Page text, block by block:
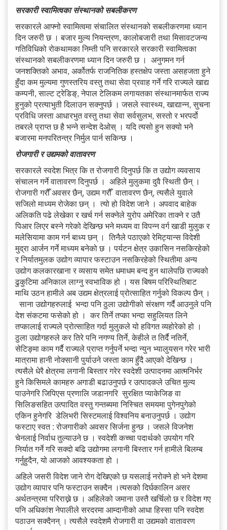
सरकारी स्वामित्वका संस्थानको सबलीकरण
सरकारले आफ्नो स्वामित्वमा संचालित संस्थानको सबलीकरणमा ध्यान
दिन जरुरी छ । बजार मुल्य नियन्त्रण, कालोबजारी तथा मिसावटजन्य
गतिविधिको रोकथामका निम्ती पनि सरकारले सरकारी स्वामित्वका
संस्थानको सबलीकरणमा ध्यान दिन जरुरी छ । अनुगमन गर्न
जनशक्तिको अभाव, अर्कोतर्फ राजनितिक हस्तक्षेप जस्ता असहजता हुने
हुँदा कम मुल्यमा गुणस्तरिय वस्तु तथा सेवा प्रवाह गर्ने गरि राज्यले खाद्य
कम्पनी, साल्ट ट्रेडिङ्, नेपाल टेलिकम लगायतका संस्थानमार्फत राज्य
हुनुको प्रत्याभुती दिलाउन सक्नुपर्छ । जसले स्वास्थ्य, खाद्यान्न, सुचना
प्रविधि जस्ता आधारभुत वस्तु तथा सेवा सर्वसुलभ, सस्तो र भरपर्दो
तबरले प्राप्त छ है भन्ने सन्देश देओस् । यदि त्यसो हुन सक्यो भने
बजारमा मनपरितन्त्र निर्मुल पार्न सकिन्छ ।
रोजगारी र उद्यमको वातावरण
सरकारले स्वदेश भित्र कि त रोजगारी दिनुपर्छ कि त उद्योग व्यवसाय
संचालन गर्ने वातावरण दिनुपर्छ । अहिले मुलुकमा दुवै स्थिती छैन् ।
रोजगारी गरौँ अवसर छैन्, उद्यम गरौँ वातावरण छैन्, त्यसैले युवाले
सजिलो माध्यम रोजेका छन् । त्यो हो विदेश जाने । अपवाद बाहेक
अलिकति पढे लेखेका र खर्च गर्न सक्नेले युरोप अमेरिका ताक्ने र उतै
पिआर लिएर बस्ने गरेको देखिन्छ भने मध्यम वा विपन्न वर्ग खाडी मुलुक र
मलेसियामा काम गर्न बाध्य छन् । तिनैले पठाएको रेमिट्यान्स विदेशी
मुद्रा आर्जन गर्ने माध्यम बनेको छ । पर्यटन क्षेत्र उकासिन नसकिरहेको
र निर्यातमुलक उद्योग व्यापार फस्टाउन नसकिरहेको स्थितीमा अन्य
उद्योग कलकारखाना र व्यसाय समेत धमाधम बन्द हुन थालेपछि राज्यको
ढुकुटिमा अनिकाल लाग्नु स्वभाविक हो । यस बिषम परिस्थितिबाट
माथि उठन हामीले अब उद्यम क्षेत्रलाई प्रोत्साहित गर्नुको विकल्प छैन् ।
साना उद्योगहरुलाई भन्दा पनि ठुला उद्योगीको संरक्षण गर्दै आउनुले पनि
देश संकटमा फसेको हो । कर तिर्ने तप्का भन्दा सहुलियत लिने
तप्कालाई राज्यले प्रोत्साहित गर्दा मुलुकले यो हविगत व्यहोरेको हो ।
ठुला उद्योगहरुले कर तिरे पनि नगण्य तिर्ने, केहीले त तिर्दै नतिर्ने,
सेटिङ्मा काम गर्दै राज्यले प्राप्त गर्नुपर्ने भन्दा न्युन भ्यालुयसन गरेर भारी
मात्रामा हानी नोक्सानी पुर्याउने जस्ता काम हुँदै आएको देखिन्छ ।
त्यसैले धेरै क्षेत्रमा लगानी बिस्तार गरेर स्वदेशी उत्पादनमा आत्मनिर्भर
हुने किसिमले कामहरु अगाडी बढाउनुपर्छ र उत्पादकले उचित मुल्य
पाउनेगरि जिपिएस प्रणालि जडानगरि सुरक्षित प्याकेजिङ वा
सिलिङसहित उत्पादित वस्तु गन्तब्यमा निस्चित समयमा पुगेनपुगेको
एकिन हुनेगरि डेलिभरी सिस्टमलाई विश्वनिय बनाउनुपर्छ । उद्योग
फस्टाए स्वत : रोजगारीको अवसर सिर्जना हुन्छ । जसले विजनेश
चेनलाई निर्वाध तुल्याउने छ । स्वदेशी कच्चा पदार्थको उपयोग गरि
निर्यात गर्ने गरि सक्दो बढि उद्योगमा लगानी बिस्तार गर्न हामीले बिलम्ब
गर्नुहुदैन, यो आजको आवश्यकता हो ।
अहिले जसरी विदेश जाने रोग देखिएको छ यसलाई नरोक्ने हो भने देशमा
उद्योग व्यापार पनि फस्टाउन सक्दैन ।त्यसको दिर्घकालिन असर
अर्थतन्त्रमा परिराख्ने छ । अहिलेको जमाना उस्तै खर्चिलो छ र विदेश गए
पनि अधिकांश नेपालीले सरदरमा आम्दानीको आधा हिस्सा पनि स्वदेश
पठाउन सक्दैनन् । त्यसैले स्वदेशमै रोजगारी वा उद्यमको वातावरण